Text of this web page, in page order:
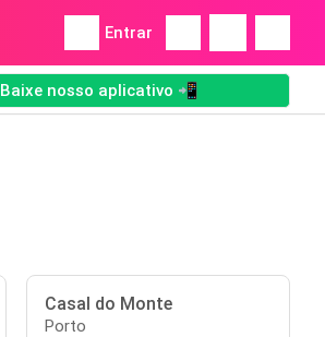
Entrar
Baixe nosso aplicativo 📲
Casal do Monte
Porto